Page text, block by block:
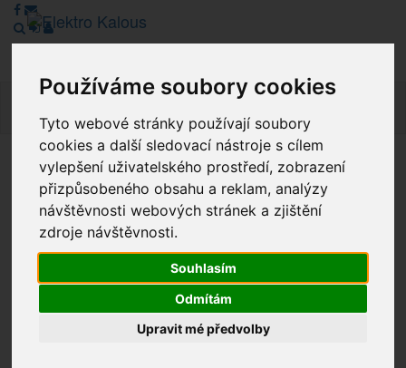
Používáme soubory cookies
Tyto webové stránky používají soubory
cookies a další sledovací nástroje s cílem
vylepšení uživatelského prostředí, zobrazení
přizpůsobeného obsahu a reklam, analýzy
návštěvnosti webových stránek a zjištění
zdroje návštěvnosti.
Souhlasím
Odmítám
Upravit mé předvolby
Vážení zákazníci, v tuto chvíli je Náš internetový obchod v
režimu Katalogu. Objednávky on-line nyní nelze vyřídit.
Děkujeme za pochopení.
Výprodej